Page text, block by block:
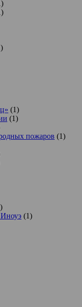
(1)
(1)
пожаров (1)
(1)